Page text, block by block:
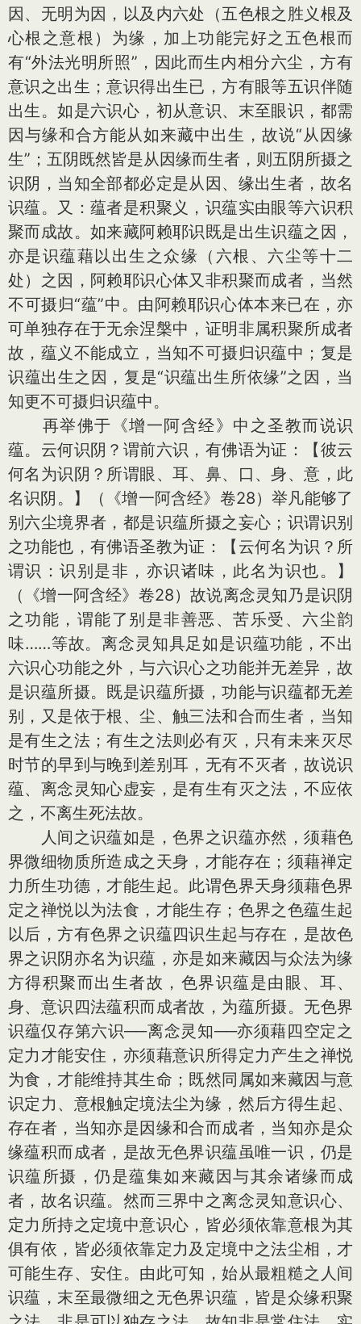
因、无明为因，以及内六处（五色根之胜义根及
心根之意根）为缘，加上功能完好之五色根而
有“外法光明所照”，因此而生内相分六尘，方有
意识之出生；意识得出生已，方有眼等五识伴随
出生。如是六识心，初从意识、末至眼识，都需
因与缘和合方能从如来藏中出生，故说“从因缘
生”；五阴既然皆是从因缘而生者，则五阴所摄之
识阴，当知全部都必定是从因、缘出生者，故名
识蕴。又：蕴者是积聚义，识蕴实由眼等六识积
聚而成故。如来藏阿赖耶识既是出生识蕴之因，
亦是识蕴藉以出生之众缘（六根、六尘等十二
处）之因，阿赖耶识心体又非积聚而成者，当然
不可摄归“蕴”中。由阿赖耶识心体本来已在，亦
可单独存在于无余涅槃中，证明非属积聚所成者
故，蕴义不能成立，当知不可摄归识蕴中；复是
识蕴出生之因，复是“识蕴出生所依缘”之因，当
知更不可摄归识蕴中。
再举佛于《增一阿含经》中之圣教而说识
蕴。云何识阴？谓前六识，有佛语为证：【彼云
何名为识阴？所谓眼、耳、鼻、口、身、意，此
名识阴。】（《增一阿含经》卷28）举凡能够了
别六尘境界者，都是识蕴所摄之妄心；识谓识别
之功能也，有佛语圣教为证：【云何名为识？所
谓识：识别是非，亦识诸味，此名为识也。】
（《增一阿含经》卷28）故说离念灵知乃是识阴
之功能，谓能了别是非善恶、苦乐受、六尘韵
味……等故。离念灵知具足如是识蕴功能，不出
六识心功能之外，与六识心之功能并无差异，故
是识蕴所摄。既是识蕴所摄，功能与识蕴都无差
别，又是依于根、尘、触三法和合而生者，当知
是有生之法；有生之法则必有灭，只有未来灭尽
时节的早到与晚到差别耳，无有不灭者，故说识
蕴、离念灵知心虚妄，是有生有灭之法，不应依
之，不离生死法故。
人间之识蕴如是，色界之识蕴亦然，须藉色
界微细物质所造成之天身，才能存在；须藉禅定
力所生功德，才能生起。此谓色界天身须藉色界
定之禅悦以为法食，才能生存；色界之色蕴生起
以后，方有色界之识蕴四识生起与存在，是故色
界之识阴亦名为识蕴，亦是如来藏因与众法为缘
方得积聚而出生者故，色界识蕴是由眼、耳、
身、意识四法蕴积而成者故，为蕴所摄。无色界
识蕴仅存第六识──离念灵知──亦须藉四空定之
定力才能安住，亦须藉意识所得定力产生之禅悦
为食，才能维持其生命；既然同属如来藏因与意
识定力、意根触定境法尘为缘，然后方得生起、
存在者，当知亦是因缘和合而成者，当知亦是众
缘蕴积而成者，是故无色界识蕴虽唯一识，仍是
识蕴所摄，仍是蕴集如来藏因与其余诸缘而成
者，故名识蕴。然而三界中之离念灵知意识心、
定力所持之定境中意识心，皆必须依靠意根为其
俱有依，皆必须依靠定力及定境中之法尘相，才
可能生存、安住。由此可知，始从最粗糙之人间
识蕴，末至最微细之无色界识蕴，皆是众缘积聚